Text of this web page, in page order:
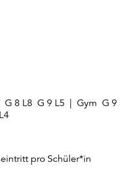
G 8 L8 G 9 L5 | Gym G 9
pro Schüler*in